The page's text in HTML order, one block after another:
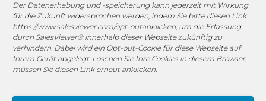
Der Datenerhebung und -speicherung kann jederzeit mit Wirkung
für die Zukunft widersprochen werden, indem Sie bitte diesen Link
https://www.salesviewer.com/opt-outanklicken, um die Erfassung
durch SalesViewer® innerhalb dieser Webseite zukünftig zu
verhindern. Dabei wird ein Opt-out-Cookie für diese Webseite auf
Ihrem Gerät abgelegt. Löschen Sie Ihre Cookies in diesem Browser,
müssen Sie diesen Link erneut anklicken.
MEGASOFT® IT reserves the right not to be responsible for
the topicality, correctness, completeness or quality of the
information provided. Liability claims against the author,
which refer to material or immaterial nature caused by use
or disuse of the information or the use of incorrect or
not intentional or grossly negligent fault. All offers are